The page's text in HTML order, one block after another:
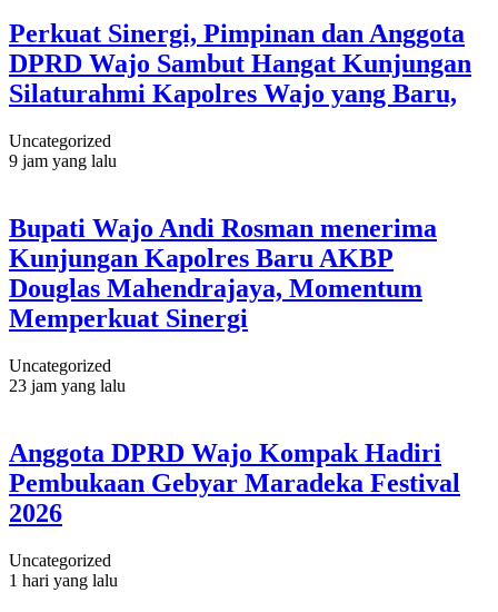
Perkuat Sinergi, Pimpinan dan Anggota
DPRD Wajo Sambut Hangat Kunjungan
Silaturahmi Kapolres Wajo yang Baru,
Uncategorized
9 jam yang lalu
Bupati Wajo Andi Rosman menerima
Kunjungan Kapolres Baru AKBP
Douglas Mahendrajaya, Momentum
Memperkuat Sinergi
Uncategorized
23 jam yang lalu
Anggota DPRD Wajo Kompak Hadiri
Pembukaan Gebyar Maradeka Festival
2026
Uncategorized
1 hari yang lalu